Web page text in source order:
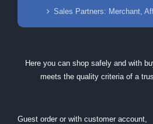
Sales Partners: Merchant,
Here you can shop safely and with
meets the quality criteria of a
Guest order or with customer account,